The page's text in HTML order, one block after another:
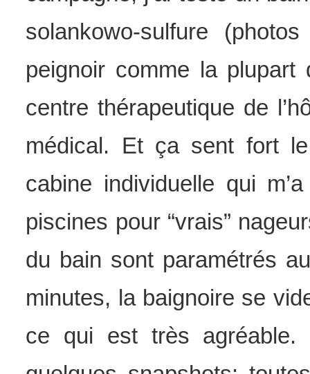
solankowo-sulfure
peignoir comme la
centre thérapeutique de
médical. Et ça sent fort
cabine individuelle qui
piscines pour “vrais”
du bain sont paramétrés
minutes, la baignoire se
ce qui est très agréable.